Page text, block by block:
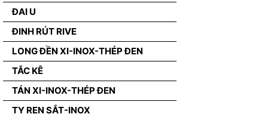
ĐAI U
ĐINH RÚT RIVE
LONG ĐỀN XI-INOX-THÉP ĐEN
TẮC KÊ
TÁN XI-INOX-THÉP ĐEN
TY REN SẮT-INOX